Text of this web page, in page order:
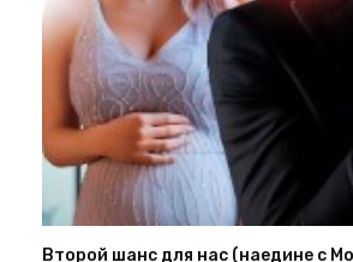
Второй шанс для нас (наедине с